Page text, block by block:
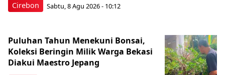
Cirebon Sabtu, 8 Agu 2026 - 10:12
Puluhan Tahun Menekuni Bonsai,
Koleksi Beringin Milik Warga Bekasi
Diakui Maestro Jepang